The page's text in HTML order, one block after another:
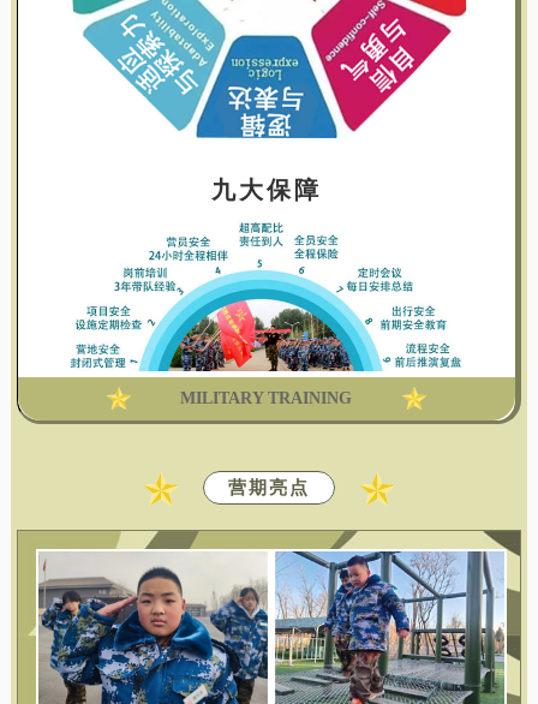
九大保障
MILITARY TRAINING
营期亮点